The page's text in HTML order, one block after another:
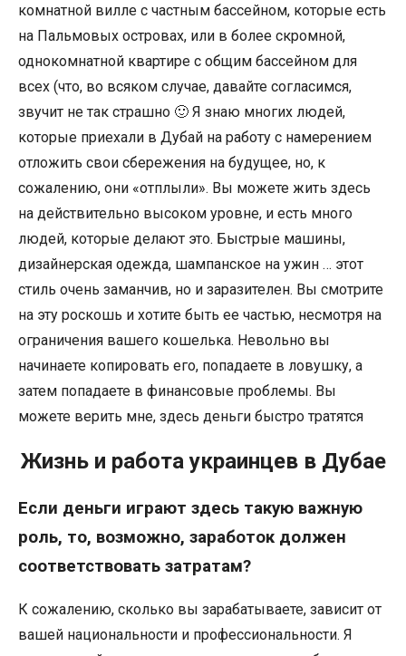
комнатной вилле с частным бассейном, которые есть
на Пальмовых островах, или в более скромной,
однокомнатной квартире с общим бассейном для
всех (что, во всяком случае, давайте согласимся,
звучит не так страшно 🙂 Я знаю многих людей,
которые приехали в Дубай на работу с намерением
отложить свои сбережения на будущее, но, к
сожалению, они «отплыли». Вы можете жить здесь
на действительно высоком уровне, и есть много
людей, которые делают это. Быстрые машины,
дизайнерская одежда, шампанское на ужин … этот
стиль очень заманчив, но и заразителен. Вы смотрите
на эту роскошь и хотите быть ее частью, несмотря на
ограничения вашего кошелька. Невольно вы
начинаете копировать его, попадаете в ловушку, а
затем попадаете в финансовые проблемы. Вы
можете верить мне, здесь деньги быстро тратятся
Жизнь и работа украинцев в Дубае
Если деньги играют здесь такую ​​важную
роль, то, возможно, заработок должен
соответствовать затратам?
К сожалению, сколько вы зарабатываете, зависит от
вашей национальности и профессиональности. Я